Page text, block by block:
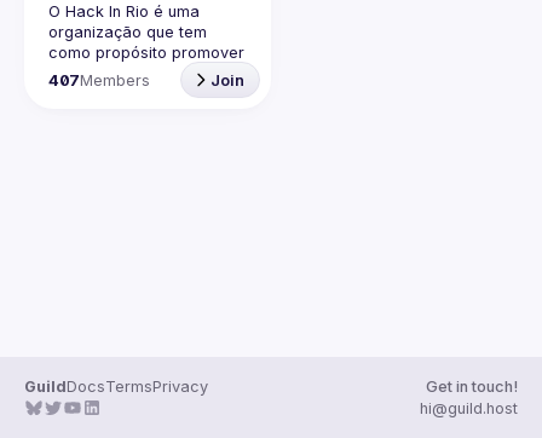
O Hack In Rio é uma
organização que tem
como propósito promover
o desenvolvimento de
uma comunidade local
407Members Join
GuildDocsTermsPrivacy
Get in touch!
hi@guild.host